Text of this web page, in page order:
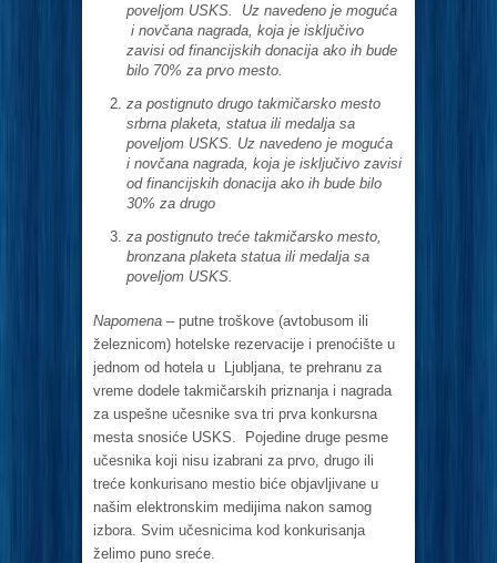
poveljom USKS. Uz navedeno je moguća
i novčana nagrada, koja je isključivo
zavisi od financijskih donacija ako ih bude
bilo 70% za prvo mesto.
za postignuto drugo takmičarsko mesto
srbrna plaketa, statua ili medalja sa
poveljom USKS. Uz navedeno je moguća
i novčana nagrada, koja je isključivo zavisi
od financijskih donacija ako ih bude bilo
30% za drugo
za postignuto treće takmičarsko mesto,
bronzana plaketa statua ili medalja sa
poveljom USKS.
Napomena – putne troškove (avtobusom ili
železnicom) hotelske rezervacije i prenoćište u
jednom od hotela u Ljubljana, te prehranu za
vreme dodele takmičarskih priznanja i nagrada
za uspešne učesnike sva tri prva konkursna
mesta snosiće USKS. Pojedine druge pesme
učesnika koji nisu izabrani za prvo, drugo ili
treće konkurisano mestio biće objavljivane u
našim elektronskim medijima nakon samog
izbora. Svim učesnicima kod konkurisanja
želimo puno sreće.